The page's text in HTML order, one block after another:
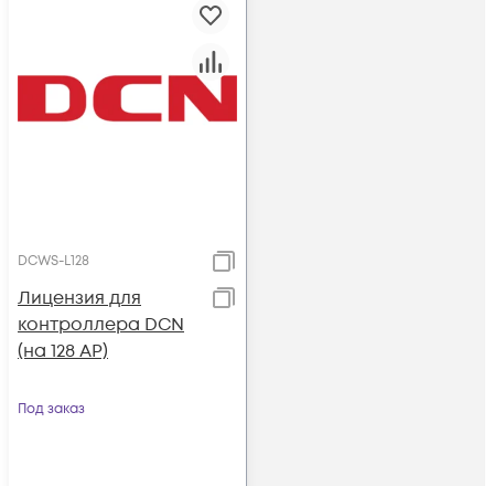
DCWS-L128
Лицензия для
контроллера DCN
(на 128 AP)
Под заказ